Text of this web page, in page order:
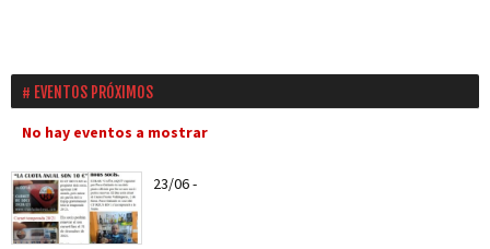
EVENTOS PRÓXIMOS
No hay eventos a mostrar
23/06-